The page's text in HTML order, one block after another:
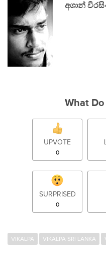
අශාන්
What
UPVOTE
0
SURPRISED
0
VIKALPA VIKALPA SRI LANKA